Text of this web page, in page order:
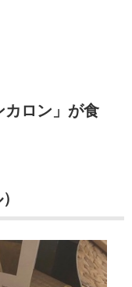
カロン」が食